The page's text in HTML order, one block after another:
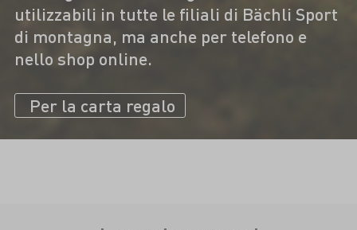
utilizzabili in tutte le filiali di Bächli Sport
di montagna, ma anche per telefono e
nello shop online.
Per la carta regalo